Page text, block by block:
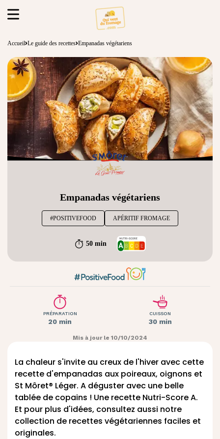
Accueil Le guide des recettes Empanadas végétariens
Empanadas végétariens
#POSITIVEFOOD APÉRITIF FROMAGE
50 min
PRÉPARATION
20 min
CUISSON
30 min
Mis à jour le 10/10/2024
La chaleur s'invite au creux de l'hiver avec cette
recette d'empanadas aux poireaux, oignons et
St Môret® Léger. A déguster avec une belle
tablée de copains ! Une recette Nutri-Score A.
Et pour plus d'idées, consultez aussi notre
collection de recettes végétariennes faciles et
originales.